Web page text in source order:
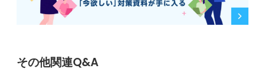
その他関連Q&A